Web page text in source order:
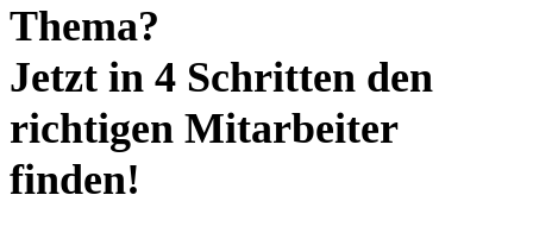
Thema?
Jetzt in 4 Schritten den
richtigen Mitarbeiter
finden!